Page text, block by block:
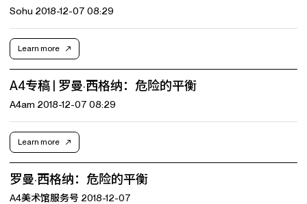
Sohu 2018-12-07 08:29
Learn more
A4专稿 | 罗曼·西格纳：危险的平衡
A4am 2018-12-07 08:29
Learn more
罗曼·西格纳：危险的平衡
A4美术馆服务号 2018-12-07